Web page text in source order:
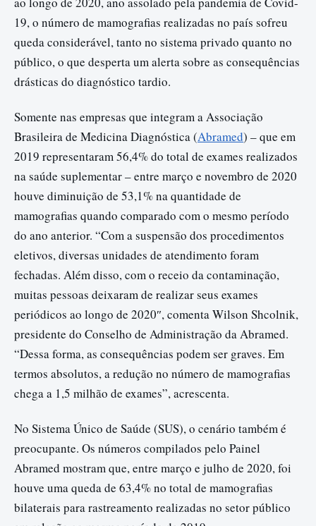
19, o número de mamografias realizadas no país sofreu
queda considerável, tanto no sistema privado quanto no
público, o que desperta um alerta sobre as consequências
drásticas do diagnóstico tardio.
Somente nas empresas que integram a Associação
Brasileira de Medicina Diagnóstica (Abramed) – que em
2019 representaram 56,4% do total de exames realizados
na saúde suplementar – entre março e novembro de 2020
houve diminuição de 53,1% na quantidade de
mamografias quando comparado com o mesmo período
do ano anterior. “Com a suspensão dos procedimentos
eletivos, diversas unidades de atendimento foram
fechadas. Além disso, com o receio da contaminação,
muitas pessoas deixaram de realizar seus exames
periódicos ao longo de 2020″, comenta Wilson Shcolnik,
presidente do Conselho de Administração da Abramed.
“Dessa forma, as consequências podem ser graves. Em
termos absolutos, a redução no número de mamografias
chega a 1,5 milhão de exames”, acrescenta.
No Sistema Único de Saúde (SUS), o cenário também é
preocupante. Os números compilados pelo Painel
Abramed mostram que, entre março e julho de 2020, foi
houve uma queda de 63,4% no total de mamografias
bilaterais para rastreamento realizadas no setor público